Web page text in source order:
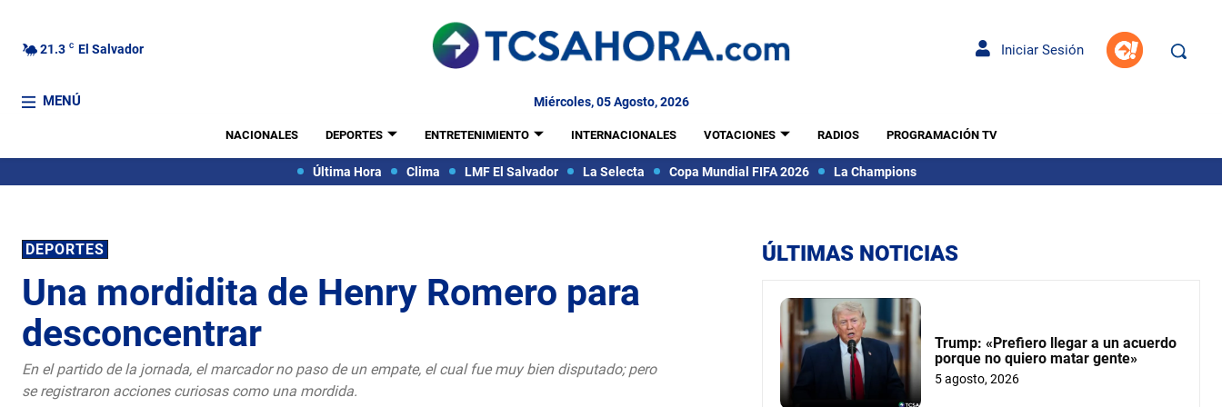
21.3 C El Salvador Iniciar Sesión
MENÚ Miércoles, 05 Agosto, 2026
NACIONALES DEPORTES ENTRETENIMIENTO INTERNACIONALES VOTACIONES RADIOS PROGRAMACIÓN TV
Última Hora Clima LMF El Salvador La Selecta Copa Mundial FIFA 2026 La Champions
DEPORTES
Una mordidita de Henry Romero para
desconcentrar
En el partido de la jornada, el marcador no paso de un empate, el cual fue muy bien disputado; pero
se registraron acciones curiosas como una mordida.
ÚLTIMAS NOTICIAS
Trump: «Prefiero llegar a un acuerdo
porque no quiero matar gente»
5 agosto, 2026